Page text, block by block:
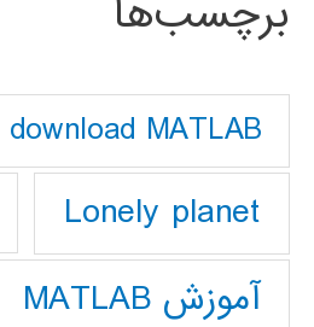
برچسب‌ها
download MATLAB
Lonely planet
آموزش MATLAB